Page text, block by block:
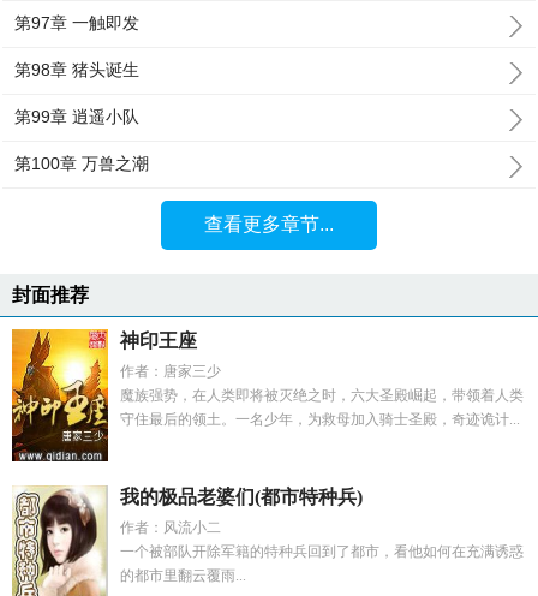
第97章 一触即发
第98章 猪头诞生
第99章 逍遥小队
第100章 万兽之潮
查看更多章节...
封面推荐
神印王座
作者：唐家三少
魔族强势，在人类即将被灭绝之时，六大圣殿崛起，带领着人类
守住最后的领土。一名少年，为救母加入骑士圣殿，奇迹诡计...
我的极品老婆们(都市特种兵)
作者：风流小二
一个被部队开除军籍的特种兵回到了都市，看他如何在充满诱惑
的都市里翻云覆雨...